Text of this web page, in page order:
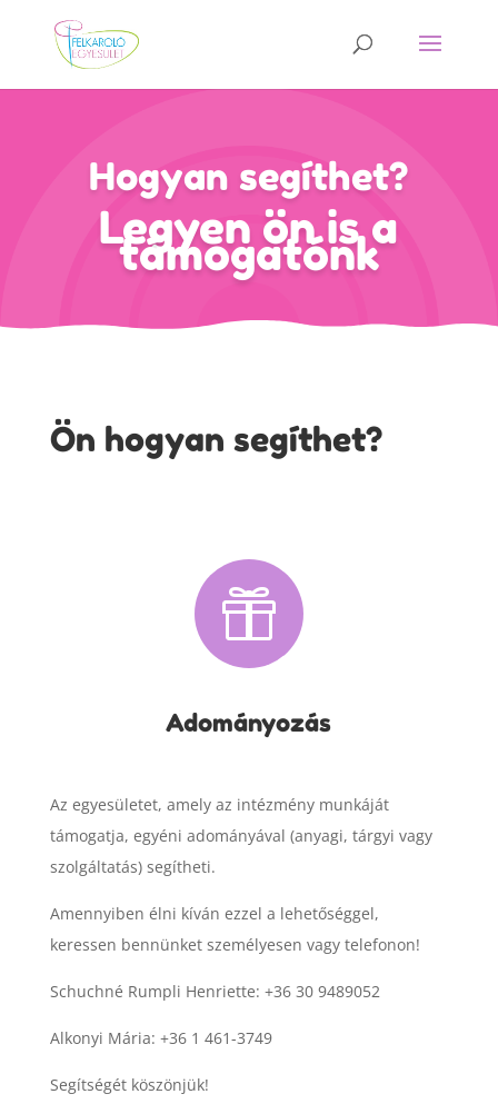
Hogyan segíthet?
Legyen ön is a
támogatónk
Ön hogyan segíthet?

Adományozás
Az egyesületet, amely az intézmény munkáját
támogatja, egyéni adományával (anyagi, tárgyi vagy
szolgáltatás) segítheti.
Amennyiben élni kíván ezzel a lehetőséggel,
keressen bennünket személyesen vagy telefonon!
Schuchné Rumpli Henriette: +36 30 9489052
Alkonyi Mária: +36 1 461-3749
Segítségét köszönjük!